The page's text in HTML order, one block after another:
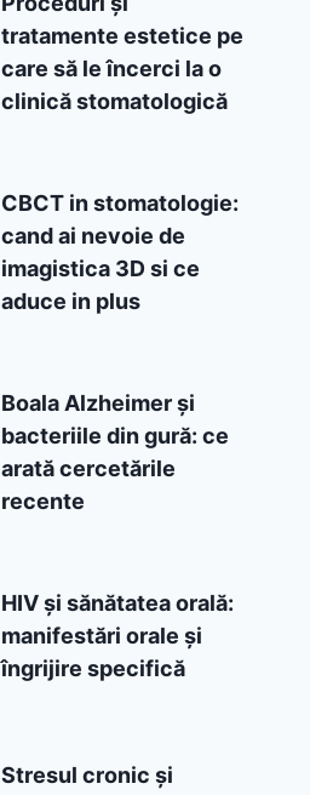
tratamente estetice pe
care să le încerci la o
clinică stomatologică
CBCT in stomatologie:
cand ai nevoie de
imagistica 3D si ce
aduce in plus
Boala Alzheimer și
bacteriile din gură: ce
arată cercetările
recente
HIV și sănătatea orală:
manifestări orale și
îngrijire specifică
Stresul cronic și